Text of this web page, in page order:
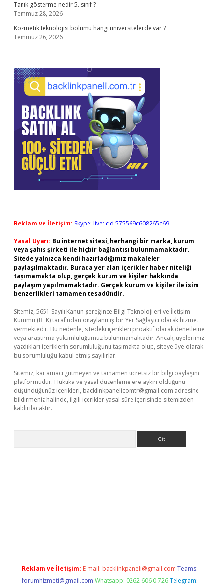
Tanık gösterme nedir 5. sınıf ?
Temmuz 28, 2026
Kozmetik teknolojisi bölümü hangi üniversitelerde var ?
Temmuz 26, 2026
Reklam ve İletişim: Skype: live:.cid.575569c608265c69
Yasal Uyarı: Bu internet sitesi, herhangi bir marka, kurum
veya şahıs şirketi ile hiçbir bağlantısı bulunmamaktadır.
Sitede yalnızca kendi hazırladığımız makaleler
paylaşılmaktadır. Burada yer alan içerikler haber niteliği
taşımamakta olup, gerçek kurum ve kişiler hakkında
paylaşım yapılmamaktadır. Gerçek kurum ve kişiler ile isim
benzerlikleri tamamen tesadüfidir.
Sitemiz, 5651 Sayılı Kanun gereğince Bilgi Teknolojileri ve İletişim
Kurumu (BTK) tarafından onaylanmış bir Yer Sağlayıcı olarak hizmet
vermektedir. Bu nedenle, sitedeki içerikleri proaktif olarak denetleme
veya araştırma yükümlülüğümüz bulunmamaktadır. Ancak, üyelerimiz
yazdıkları içeriklerin sorumluluğunu taşımakta olup, siteye üye olarak
bu sorumluluğu kabul etmiş sayılırlar.
Sitemiz, kar amacı gütmeyen ve tamamen ücretsiz bir bilgi paylaşım
platformudur. Hukuka ve yasal düzenlemelere aykırı olduğunu
düşündüğünüz içerikleri, backlinkpanelicomtr@gmail.com adresine
bildirmeniz halinde, ilgili içerikler yasal süre içerisinde sitemizden
kaldırılacaktır.
Reklam ve İletişim: E-mail: backlinkpaneli@gmail.com Teams:
forumhizmeti@gmail.com Whatsapp: 0262 606 0 726 Telegram: